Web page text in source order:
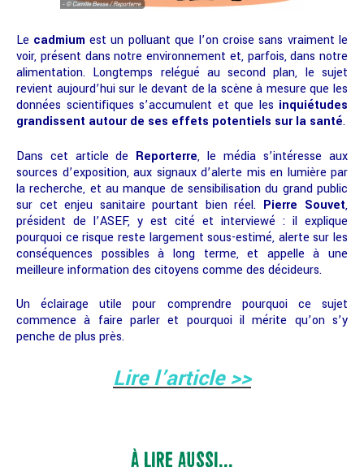
Le cadmium est un polluant que l’on croise sans vraiment le
voir, présent dans notre environnement et, parfois, dans notre
alimentation. Longtemps relégué au second plan, le sujet
revient aujourd’hui sur le devant de la scène à mesure que les
données scientifiques s’accumulent et que les inquiétudes
grandissent autour de ses effets potentiels sur la santé.
Dans cet article de Reporterre, le média s’intéresse aux
sources d’exposition, aux signaux d’alerte mis en lumière par
la recherche, et au manque de sensibilisation du grand public
sur cet enjeu sanitaire pourtant bien réel. Pierre Souvet,
président de l’ASEF, y est cité et interviewé : il explique
pourquoi ce risque reste largement sous-estimé, alerte sur les
conséquences possibles à long terme, et appelle à une
meilleure information des citoyens comme des décideurs.
Un éclairage utile pour comprendre pourquoi ce sujet
commence à faire parler et pourquoi il mérite qu’on s’y
penche de plus près.
Lire l’article >>
À LIRE AUSSI...